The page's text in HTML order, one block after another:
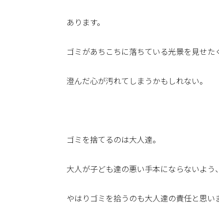
あります。
ゴミがあちこちに落ちている光景を見せた
澄んだ心が汚れてしまうかもしれない。
ゴミを捨てるのは大人達。
大人が子ども達の悪い手本にならないよう、
やはりゴミを拾うのも大人達の責任と思い